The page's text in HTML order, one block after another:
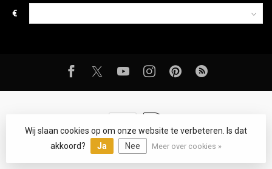
€
© Copyright 2026 Bacorhoutkachels.nl - Powered byemarkable
Wij slaan cookies op om onze website te verbeteren. Is dat
akkoord?
Ja Nee Meer over cookies »